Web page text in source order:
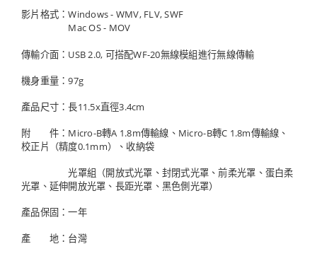
影片格式：Windows - WMV, FLV, SWF
Mac OS - MOV
傳輸介面：USB 2.0, 可搭配WF-20無線模組進行無線傳輸
機身重量：97g
產品尺寸：長11.5x直徑3.4cm
附 件：Micro-B轉A 1.8m傳輸線、Micro-B轉C 1.8m傳輸線、
校正片（精度0.1mm）、收納袋
光罩組（開放式光罩、封閉式光罩、前柔光罩、蛋白柔
光罩、延伸開放光罩、長距光罩、黑色側光罩）
產品保固：一年
產 地：台灣